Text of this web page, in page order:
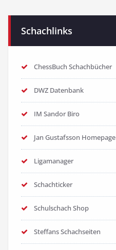
Schachlinks
ChessBuch Schachbücher
DWZ Datenbank
IM Sandor Biro
Jan Gustafsson Homepage
Ligamanager
Schachticker
Schulschach Shop
Steffans Schachseiten